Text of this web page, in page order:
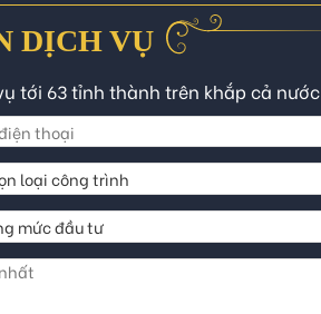
DỊCH VỤ
tới 63 tỉnh thành trên khắp cả nước